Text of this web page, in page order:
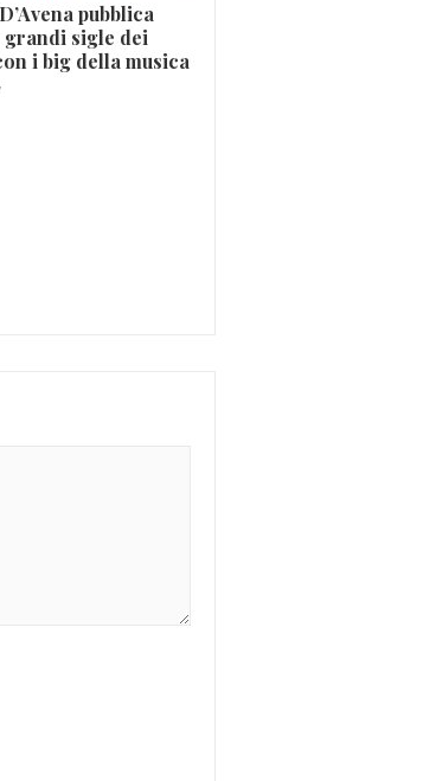
pubblica
grandi sigle dei
i big della musica